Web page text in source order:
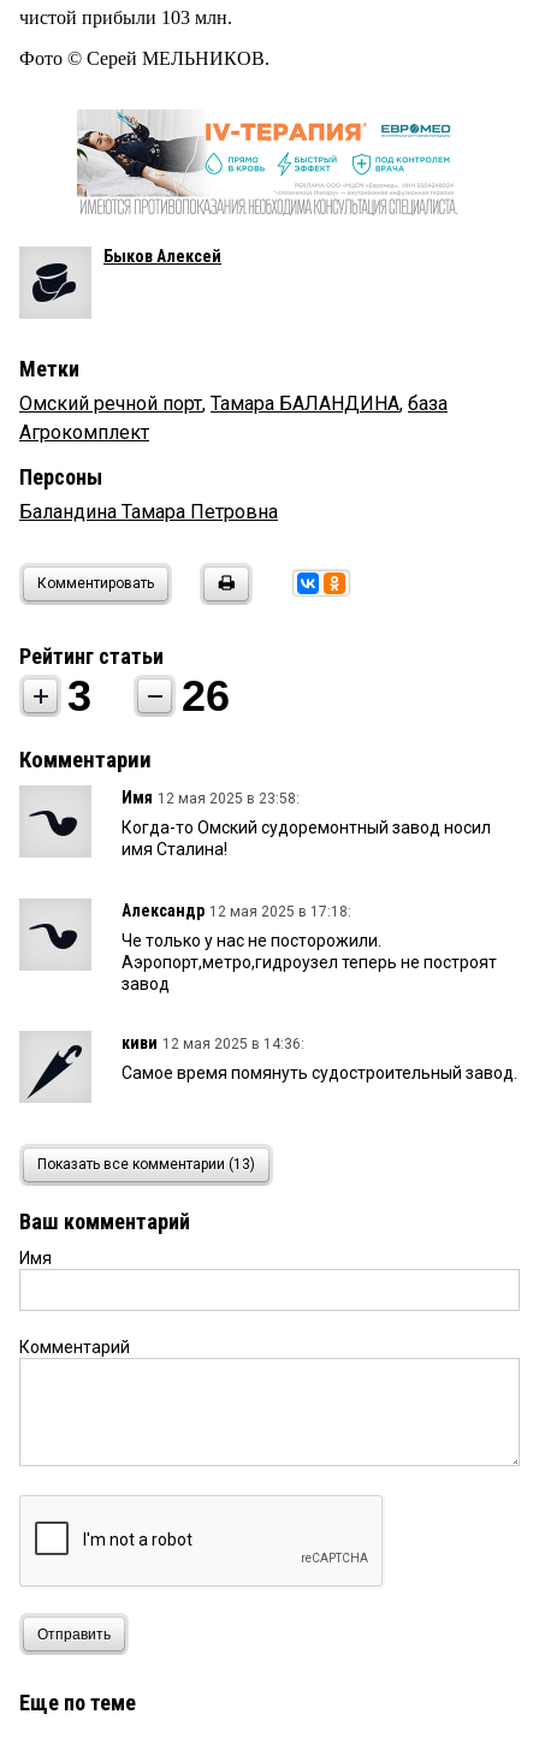
чистой прибыли 103 млн.
Фото © Серей МЕЛЬНИКОВ.
Быков Алексей
Метки
Омский речной порт, Тамара БАЛАНДИНА, база
Агрокомплект
Персоны
Баландина Тамара Петровна
Комментировать
Рейтинг статьи
3 26
Комментарии
Имя 12 мая 2025 в 23:58:
Когда-то Омский судоремонтный завод носил
имя Сталина!
Александр 12 мая 2025 в 17:18:
Че только у нас не посторожили.
Аэропорт,метро,гидроузел теперь не построят
завод
киви 12 мая 2025 в 14:36:
Самое время помянуть судостроительный завод.
12 мая 2025 в 11:38:
Дай-ка Бог. Мы только за. Городу нужны рабочие
Реалист 12 мая 2025 в 07:18:
55 11 мая 2025 в 21:21:
только языком молоть да совещаться.
почувствуйте как говорится разницу.
Показать все комментарии (13)
Ваш комментарий
Имя
Комментарий
Отправить
Еще по теме